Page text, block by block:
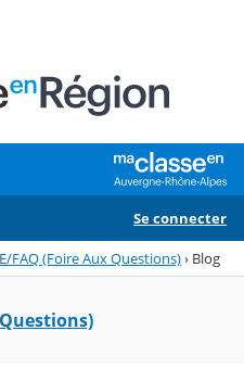
Se connecter
FAQ (Foire Aux Questions)› Blog
Questions)